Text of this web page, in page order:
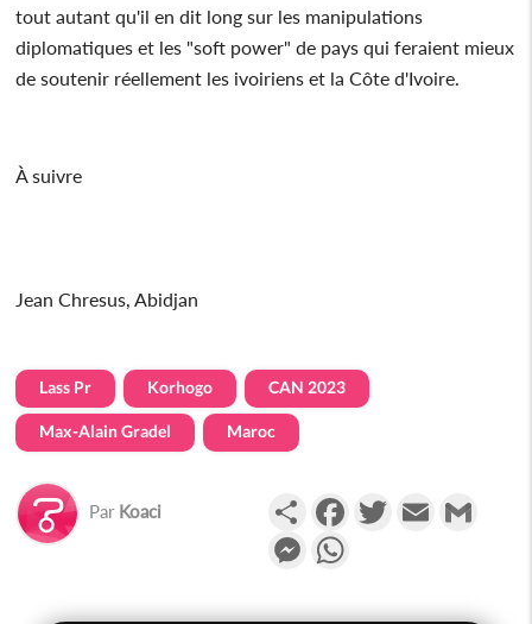
tout autant qu'il en dit long sur les manipulations
diplomatiques et les "soft power" de pays qui feraient mieux
de soutenir réellement les ivoiriens et la Côte d'Ivoire.
À suivre
Jean Chresus, Abidjan
Lass Pr Korhogo CAN 2023
Max-Alain Gradel Maroc
Par Koaci PartagerFacebookTwitterEmail
Messenger